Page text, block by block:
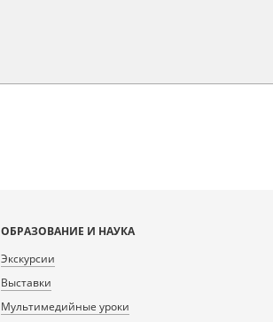
ОБРАЗОВАНИЕ И НАУКА
Экскурсии
Выставки
Мультимедийные уроки